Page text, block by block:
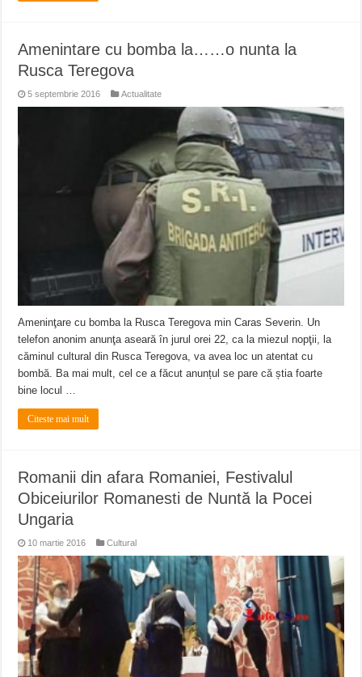
Amenintare cu bomba la……o nunta la
Rusca Teregova
5 septembrie 2016 Actualitate
Ameninţare cu bomba la Rusca Teregova min Caras Severin. Un
telefon anonim anunţa aseară în jurul orei 22, ca la miezul nopţii, la
căminul cultural din Rusca Teregova, va avea loc un atentat cu
bombă. Ba mai mult, cel ce a făcut anunțul se pare că știa foarte
bine locul …
Citeste mai mult
Romanii din afara Romaniei, Festivalul
Obiceiurilor Romanesti de Nuntă la Pocei
Ungaria
10 martie 2016 Cultural